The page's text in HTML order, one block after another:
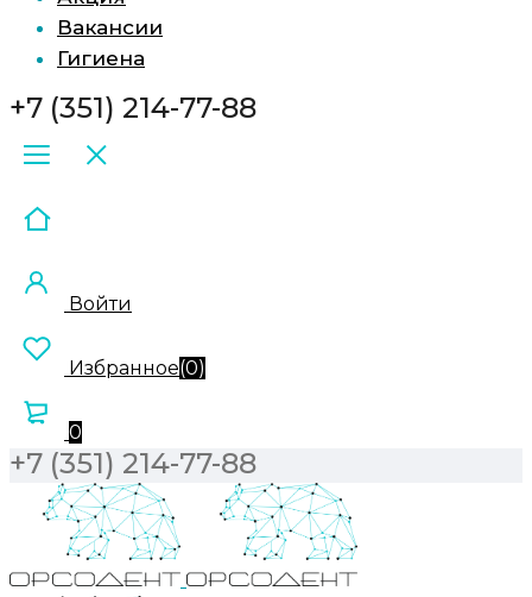
Вакансии
Гигиена
+7 (351) 214-77-88
Войти
Избранное(0)
0
+7 (351) 214-77-88